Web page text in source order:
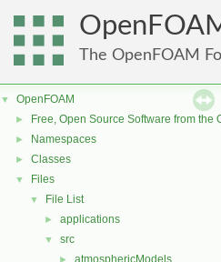
The OpenFOAM
▼ OpenFOAM
► Free, Open Source Software from the
► Namespaces
► Classes
▼ Files
▼ File List
► applications
▼ src
atmosphericModels